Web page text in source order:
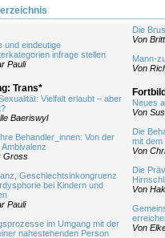
und eindeutige
infrage stellen
Pauli
Trans*
Vielfalt erlaubt – aber
Baeriswyl
Behandler_innen: Von der
Gross
Geschlechtsinkongruenz
bei Kindern und
Pauli
im Umgang mit der
nahestehenden Person
Die
Von
Mann-
Von
Neues
Von
Die
mit dem
Von
Die
Von
Von